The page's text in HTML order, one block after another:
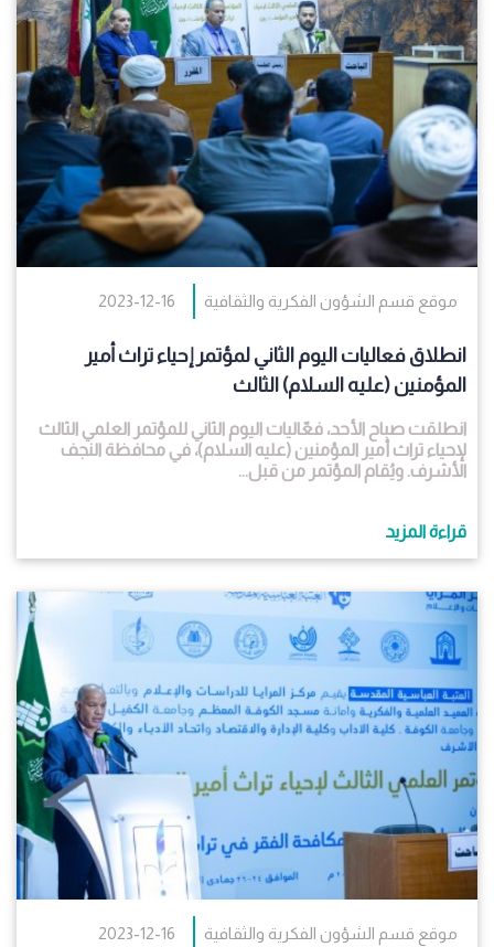
موقع قسم الشؤون الفكرية والثقافية 2023-12-16
انطلاق فعاليات اليوم الثاني لمؤتمر إحياء تراث أمير
المؤمنين (عليه السلام) الثالث
انطلقت صباح الأحد، فعّاليات اليوم الثاني للمؤتمر العلمي الثالث
لإحياء تراث أمير المؤمنين (عليه السلام)، في محافظة النجف
الأشرف. ويُقام المؤتمر من قبل...
قراءة المزيد
موقع قسم الشؤون الفكرية والثقافية 2023-12-16